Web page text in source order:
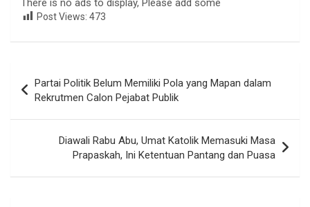
There is no ads to display, Please add some
Post Views: 473
pos
Partai Politik Belum Memiliki Pola yang Mapan dalam
Rekrutmen Calon Pejabat Publik
Diawali Rabu Abu, Umat Katolik Memasuki Masa
Prapaskah, Ini Ketentuan Pantang dan Puasa